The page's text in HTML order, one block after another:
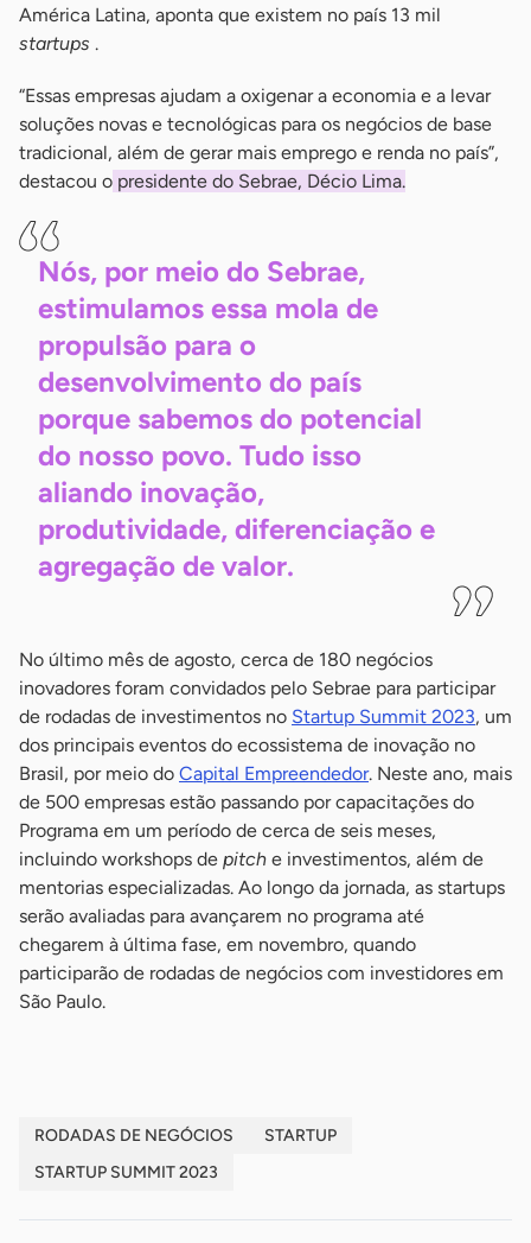
América Latina, aponta que existem no país 13 mil
startups .
“Essas empresas ajudam a oxigenar a economia e a levar
soluções novas e tecnológicas para os negócios de base
tradicional, além de gerar mais emprego e renda no país”,
destacou o presidente do Sebrae, Décio Lima.
Nós, por meio do Sebrae,
estimulamos essa mola de
propulsão para o
desenvolvimento do país
porque sabemos do potencial
do nosso povo. Tudo isso
aliando inovação,
produtividade, diferenciação e
agregação de valor.
No último mês de agosto, cerca de 180 negócios
inovadores foram convidados pelo Sebrae para participar
de rodadas de investimentos no Startup Summit 2023, um
dos principais eventos do ecossistema de inovação no
Brasil, por meio do Capital Empreendedor. Neste ano, mais
de 500 empresas estão passando por capacitações do
Programa em um período de cerca de seis meses,
incluindo workshops de pitch e investimentos, além de
mentorias especializadas. Ao longo da jornada, as startups
serão avaliadas para avançarem no programa até
chegarem à última fase, em novembro, quando
participarão de rodadas de negócios com investidores em
São Paulo.
RODADAS DE NEGÓCIOS
STARTUP
STARTUP SUMMIT 2023